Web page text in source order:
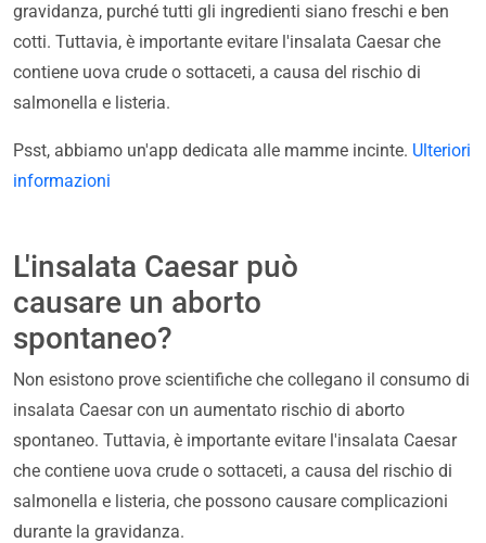
gravidanza, purché tutti gli ingredienti siano freschi e ben
cotti. Tuttavia, è importante evitare l'insalata Caesar che
contiene uova crude o sottaceti, a causa del rischio di
salmonella e listeria.
Psst, abbiamo un'app dedicata alle mamme incinte. Ulteriori
informazioni
L'insalata Caesar può
causare un aborto
spontaneo?
Non esistono prove scientifiche che collegano il consumo di
insalata Caesar con un aumentato rischio di aborto
spontaneo. Tuttavia, è importante evitare l'insalata Caesar
che contiene uova crude o sottaceti, a causa del rischio di
salmonella e listeria, che possono causare complicazioni
durante la gravidanza.